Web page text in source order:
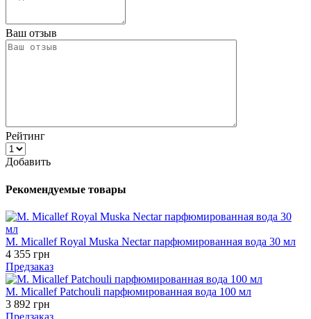
Ваш отзыв
Рейтинг
Добавить
Рекомендуемые товары
M. Micallef Royal Muska Nectar парфюмированная вода 30 мл
4 355 грн
Предзаказ
M. Micallef Patchouli парфюмированная вода 100 мл
3 892 грн
Предзаказ